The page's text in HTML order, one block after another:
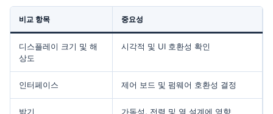
비교 항목 중요성
디스플레이 크기 및 해
상도
시각적 및 UI 호환성 확인
인터페이스 제어 보드 및 펌웨어 호환성 결정
밝기 가독성, 전력 및 열 설계에 영향